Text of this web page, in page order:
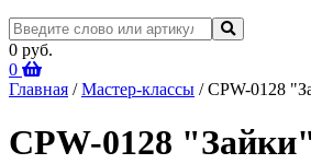
0 руб.
0
Главная /Мастер-классы / CPW-0128
CPW-0128